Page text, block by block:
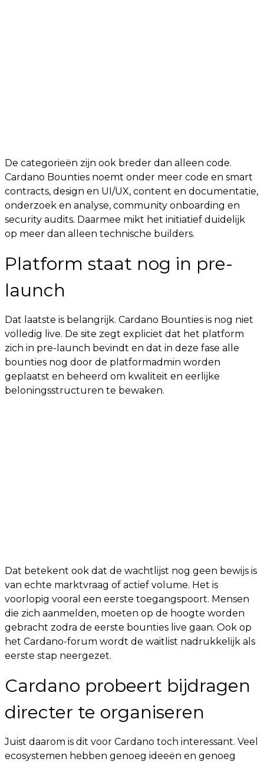
De categorieën zijn ook breder dan alleen code.
Cardano Bounties noemt onder meer code en smart
contracts, design en UI/UX, content en documentatie,
onderzoek en analyse, community onboarding en
security audits. Daarmee mikt het initiatief duidelijk
op meer dan alleen technische builders.
Platform staat nog in pre-
launch
Dat laatste is belangrijk. Cardano Bounties is nog niet
volledig live. De site zegt expliciet dat het platform
zich in pre-launch bevindt en dat in deze fase alle
bounties nog door de platformadmin worden
geplaatst en beheerd om kwaliteit en eerlijke
beloningsstructuren te bewaken.
Dat betekent ook dat de wachtlijst nog geen bewijs is
van echte marktvraag of actief volume. Het is
voorlopig vooral een eerste toegangspoort. Mensen
die zich aanmelden, moeten op de hoogte worden
gebracht zodra de eerste bounties live gaan. Ook op
het Cardano-forum wordt de waitlist nadrukkelijk als
eerste stap neergezet.
Cardano probeert bijdragen
directer te organiseren
Juist daarom is dit voor Cardano toch interessant. Veel
ecosystemen hebben genoeg ideeën en genoeg